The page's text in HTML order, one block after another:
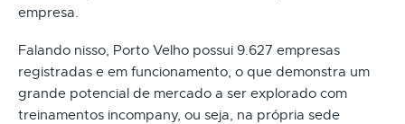
empresa.
Falando nisso, Porto Velho possui 9.627 empresas
registradas e em funcionamento, o que demonstra um
grande potencial de mercado a ser explorado com
treinamentos incompany, ou seja, na própria sede